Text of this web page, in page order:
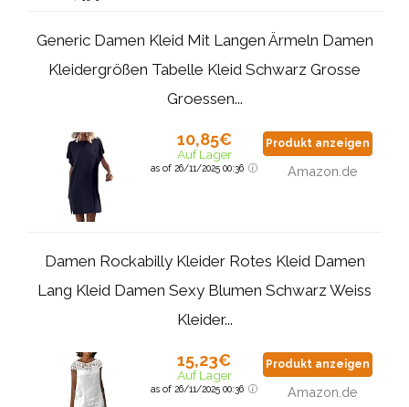
Generic Damen Kleid Mit Langen Ärmeln Damen
Kleidergrößen Tabelle Kleid Schwarz Grosse
Groessen...
10,85€
Auf Lager
as of 26/11/2025 00:36
Produkt anzeigen
Amazon.de
Damen Rockabilly Kleider Rotes Kleid Damen
Lang Kleid Damen Sexy Blumen Schwarz Weiss
Kleider...
15,23€
Auf Lager
as of 26/11/2025 00:36
Produkt anzeigen
Amazon.de